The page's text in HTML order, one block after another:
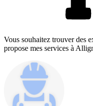
Vous souhaitez trouver des
propose mes services à